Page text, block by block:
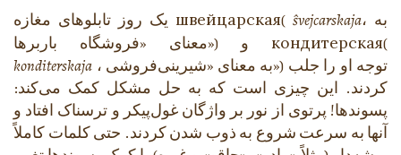
швейцарская( ŝvejcarskaja، به
кондитерская(
konditerskaja ، به معنای «شیرینی‌فروشی») توجه او را جلب
کردند. این چیزی است که به حل مشکل کمک می‌کند:
پسوندها! پرتوی از نور بر واژگان غول‌پیکر و ترسناک افتاد و
آنها به سرعت شروع به ذوب شدن کردند. حتی کلمات کاملاً